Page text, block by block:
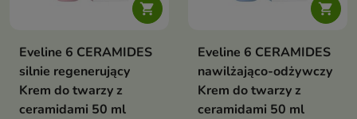

Eveline 6 CERAMIDES
silnie regenerujący
Krem do twarzy z
ceramidami 50 ml

Eveline 6 CERAMIDES
nawilżająco-odżywczy
Krem do twarzy z
ceramidami 50 ml